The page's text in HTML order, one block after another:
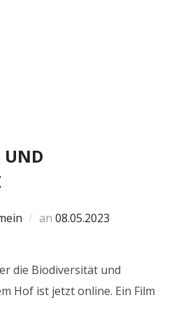
UND
an 08.05.2023
die Biodiversität und
Hof ist jetzt online. Ein Film